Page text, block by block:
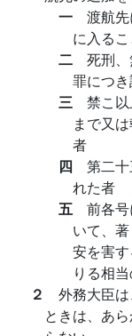
一 渡航
に入る
二 死刑
罪につ
三 禁こ
まで又
者
四 第二
れた者
五 前各
いて、
安を害
りる相
２ 外務大臣
ときは、あ